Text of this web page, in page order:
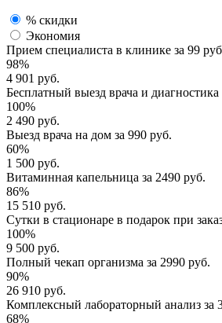
% скидки
Экономия
Прием специалиста в клинике за 99
98%
4 901 руб.
Бесплатный выезд врача и диагностика
100%
2 490 руб.
Выезд врача на дом за 990 руб.
60%
1 500 руб.
Витаминная капельница за 2490 руб.
86%
15 510 руб.
Сутки в стационаре в подарок при
100%
9 500 руб.
Полный чекап организма за 2990 руб.
90%
26 910 руб.
Комплексный лабораторный анализ за
68%